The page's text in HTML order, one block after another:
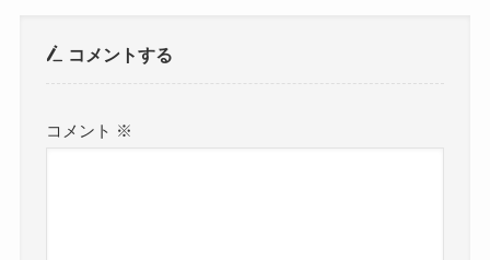
コメントする
コメント ※